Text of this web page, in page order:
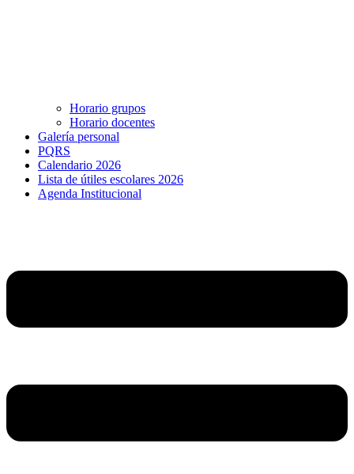
Horario grupos
Horario docentes
Galería personal
PQRS
Calendario 2026
Lista de útiles escolares 2026
Agenda Institucional